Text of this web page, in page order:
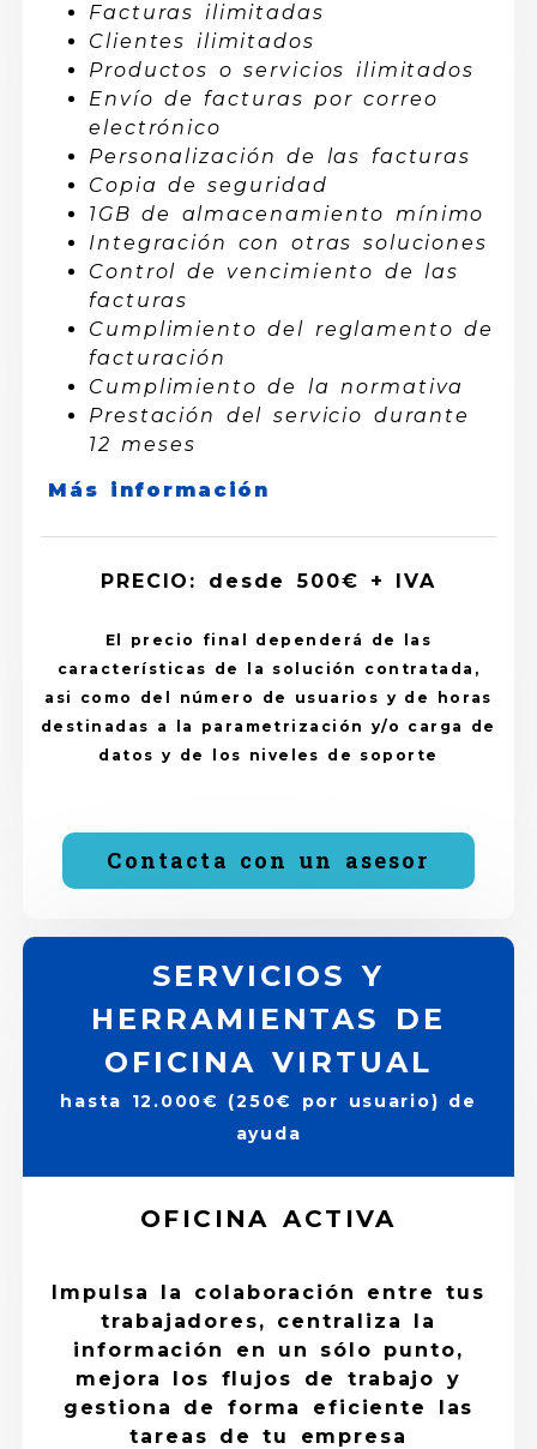
Facturas ilimitadas
Clientes ilimitados
Productos o servicios ilimitados
Envío de facturas por correo
electrónico
Personalización de las facturas
Copia de seguridad
1GB de almacenamiento mínimo
Integración con otras soluciones
Control de vencimiento de las
facturas
Cumplimiento del reglamento de
facturación
Cumplimiento de la normativa
Prestación del servicio durante
12 meses
Más información
PRECIO: desde 500€ + IVA
El precio final dependerá de las
características de la solución contratada,
asi como del número de usuarios y de horas
destinadas a la parametrización y/o carga de
datos y de los niveles de soporte
Contacta con un asesor
SERVICIOS Y
HERRAMIENTAS DE
OFICINA VIRTUAL
hasta 12.000€ (250€ por usuario) de
ayuda
OFICINA ACTIVA
Impulsa la colaboración entre tus
trabajadores, centraliza la
información en un sólo punto,
mejora los flujos de trabajo y
gestiona de forma eficiente las
tareas de tu empresa